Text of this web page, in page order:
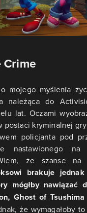
Crime
mojego myślenia
należąca do
lat. Oczami
postaci kryminalnej
policjanta pod
nastawionego
że szanse
brakuje jednak
mógłby nawiązać
Ghost of
że wymagałoby